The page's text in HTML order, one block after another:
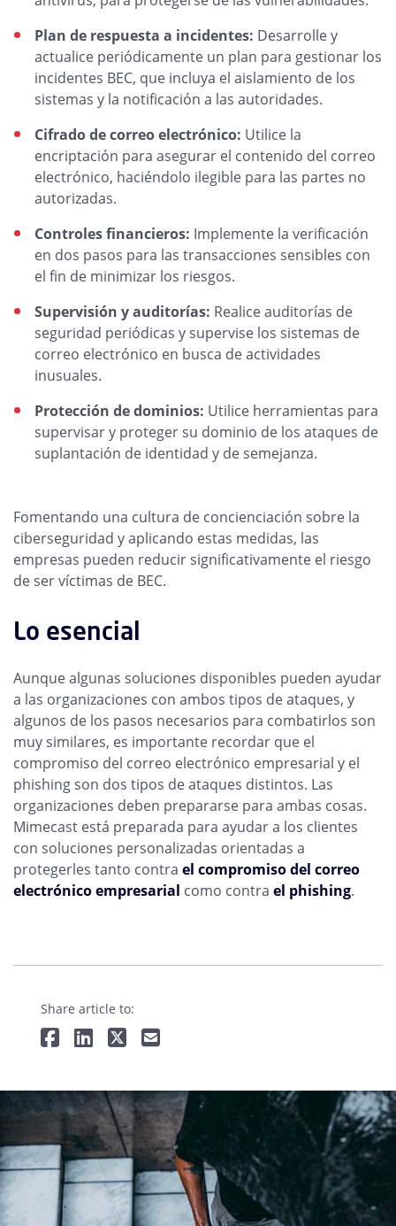
Plan de respuesta a incidentes: Desarrolle y
actualice periódicamente un plan para gestionar los
incidentes BEC, que incluya el aislamiento de los
sistemas y la notificación a las autoridades.
Cifrado de correo electrónico: Utilice la
encriptación para asegurar el contenido del correo
electrónico, haciéndolo ilegible para las partes no
autorizadas.
Controles financieros: Implemente la verificación
en dos pasos para las transacciones sensibles con
el fin de minimizar los riesgos.
Supervisión y auditorías: Realice auditorías de
seguridad periódicas y supervise los sistemas de
correo electrónico en busca de actividades
inusuales.
Protección de dominios: Utilice herramientas para
supervisar y proteger su dominio de los ataques de
suplantación de identidad y de semejanza.
Fomentando una cultura de concienciación sobre la
ciberseguridad y aplicando estas medidas, las
empresas pueden reducir significativamente el riesgo
de ser víctimas de BEC.
Lo esencial
Aunque algunas soluciones disponibles pueden ayudar
a las organizaciones con ambos tipos de ataques, y
algunos de los pasos necesarios para combatirlos son
muy similares, es importante recordar que el
compromiso del correo electrónico empresarial y el
phishing son dos tipos de ataques distintos. Las
organizaciones deben prepararse para ambas cosas.
Mimecast está preparada para ayudar a los clientes
con soluciones personalizadas orientadas a
protegerles tanto contra el compromiso del correo
electrónico empresarial como contra el phishing.
Share article to: